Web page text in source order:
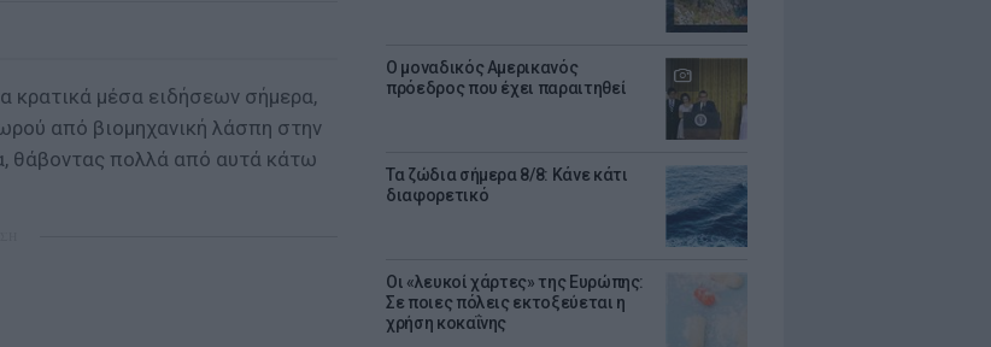
Ο μοναδικός Αμερικανός
πρόεδρος που έχει παραιτηθεί
Τα ζώδια σήμερα 8/8: Κάνε κάτι
διαφορετικό
Οι «λευκοί χάρτες» της Ευρώπης:
Σε ποιες πόλεις εκτοξεύεται η
χρήση κοκαΐνης
κρατικά μέσα ειδήσεων σήμερα,
από βιομηχανική λάσπη στην
θάβοντας πολλά από αυτά κάτω